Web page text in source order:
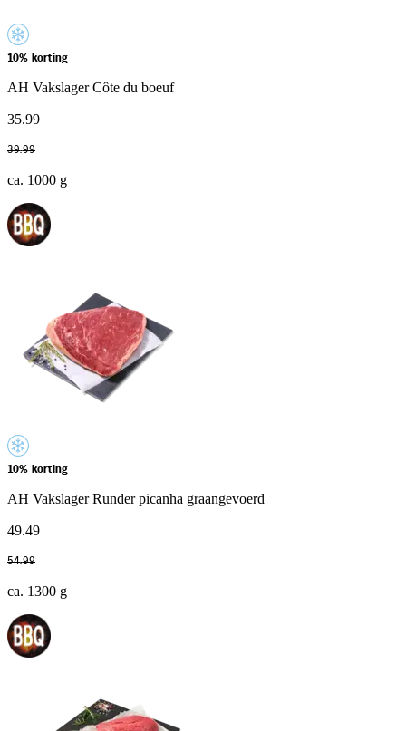
10% korting
AH Vakslager Côte du boeuf
35.99
39.99
ca. 1000 g
10% korting
AH Vakslager Runder picanha graangevoerd
49.49
54.99
ca. 1300 g